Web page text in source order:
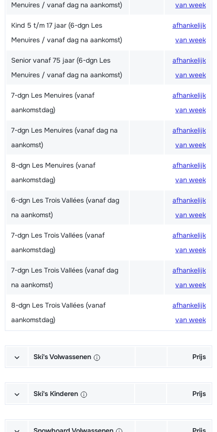
Menuires / vanaf dag na aankomst)
van week
Kind 5 t/m 17 jaar (6-dgn Les
Menuires / vanaf dag na aankomst)
afhankelijk
van week
Senior vanaf 75 jaar (6-dgn Les
Menuires / vanaf dag na aankomst)
afhankelijk
van week
7-dgn Les Menuires (vanaf
aankomstdag)
afhankelijk
van week
7-dgn Les Menuires (vanaf dag na
aankomst)
afhankelijk
van week
8-dgn Les Menuires (vanaf
aankomstdag)
afhankelijk
van week
6-dgn Les Trois Vallées (vanaf dag
na aankomst)
afhankelijk
van week
7-dgn Les Trois Vallées (vanaf
aankomstdag)
afhankelijk
van week
7-dgn Les Trois Vallées (vanaf dag
na aankomst)
afhankelijk
van week
8-dgn Les Trois Vallées (vanaf
aankomstdag)
afhankelijk
van week
Ski's Volwassenen Prijs
Schoenen + Stokken (6/7 dagen)
van week
Stokken (6/7 dagen)
van week
Ski's Kinderen Prijs
Schoenen + Stokken (6/7 dagen)
van week